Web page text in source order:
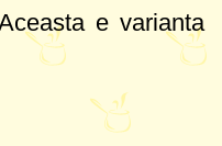
e varianta